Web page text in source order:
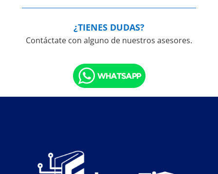
¿TIENES DUDAS?
Contáctate con alguno de nuestros asesores.